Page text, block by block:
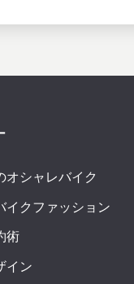
オシャレバイク
イクファッション
術
イン